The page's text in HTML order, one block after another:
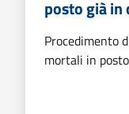
posto già in
Procedimento
mortali in